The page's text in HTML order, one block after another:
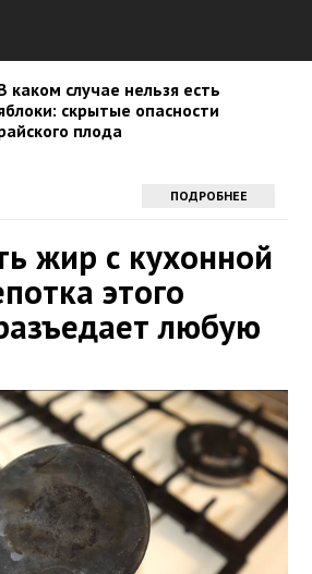
каком случае нельзя есть
скрытые опасности
плода
ПОДРОБНЕЕ
жир с кухонной
этого
любую